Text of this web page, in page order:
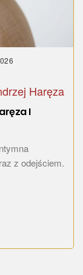
Haręza
I
z odejściem.